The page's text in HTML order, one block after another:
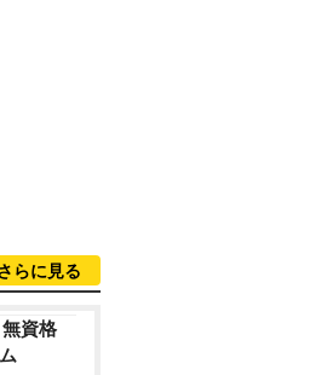
らに見る
無資格